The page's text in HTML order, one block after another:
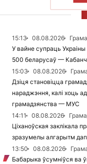
15:13 08.08.2026
У вайне супраць Украіны
500 беларусаў —
15:03
08.08.2026
Дзіця становіцца
нараджэння, калі хоць
грамадзянства — МУС
14:11
08.08.2026
Ціханоўская заклікала
зразумелы алгарытм
13:50
08.08.2026
Бабарыка ўсумніўся ва